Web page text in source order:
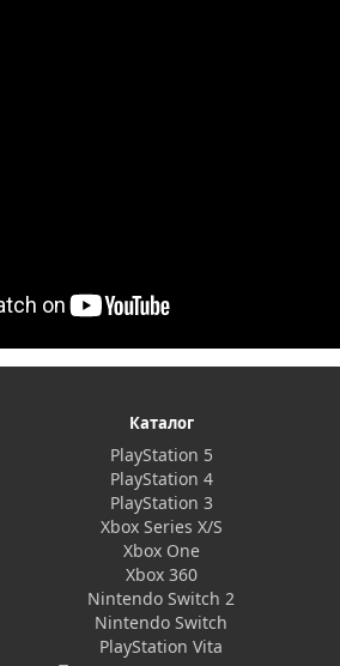
Каталог
PlayStation 5
PlayStation 4
PlayStation 3
Xbox Series X/S
Xbox One
Xbox 360
Nintendo Switch 2
Nintendo Switch
PlayStation Vita